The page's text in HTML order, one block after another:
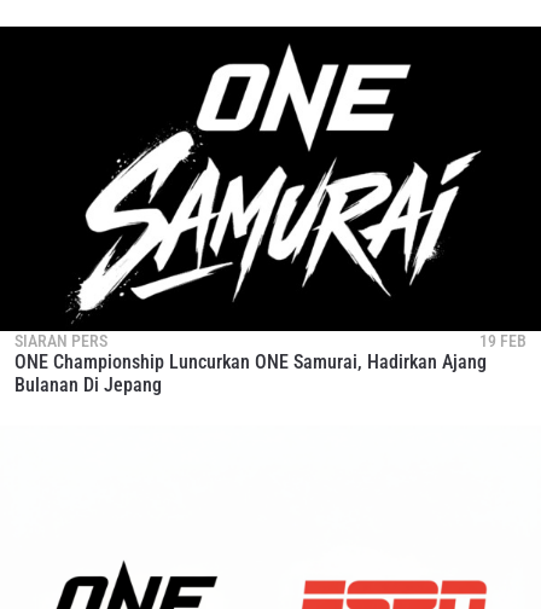
SIARAN PERS 19 FEB
ONE Championship Luncurkan ONE Samurai, Hadirkan Ajang
Bulanan Di Jepang